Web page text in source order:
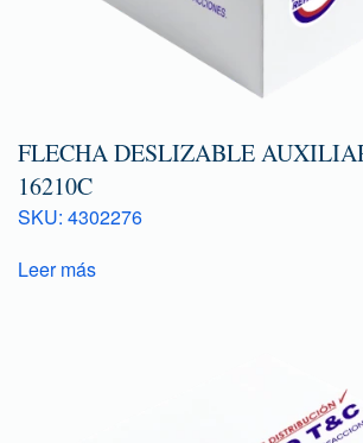
FLECHA DESLIZABLE
16210C
SKU: 4302276
Leer más